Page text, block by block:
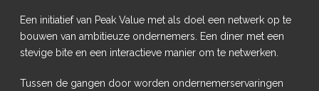
Een initiatief van Peak Value met als doel een netwerk op te
bouwen van ambitieuze ondernemers. Een diner met een
stevige bite en een interactieve manier om te netwerken.
Tussen de gangen door worden ondernemerservaringen